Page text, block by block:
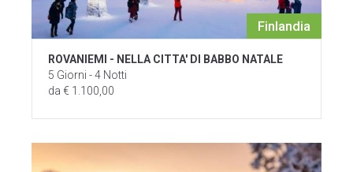
Finlandia
ROVANIEMI - NELLA CITTA' DI BABBO NATALE
5 Giorni - 4 Notti
da € 1.100,00